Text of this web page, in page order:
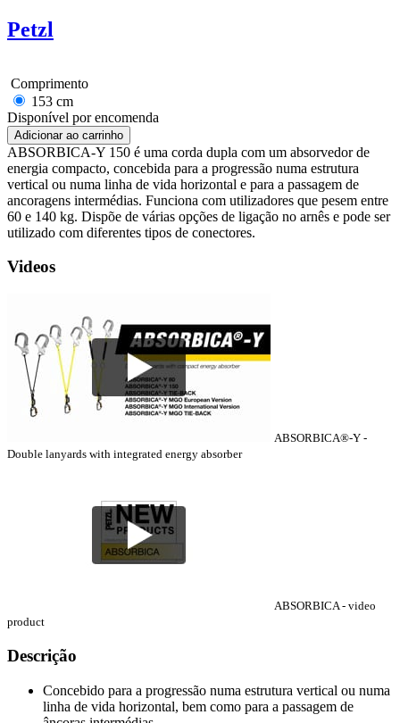
Petzl
Comprimento
153 cm
Disponível por encomenda
ABSORBICA-Y 150 é uma corda dupla com um absorvedor de
energia compacto, concebida para a progressão numa estrutura
vertical ou numa linha de vida horizontal e para a passagem de
ancoragens intermédias. Funciona com utilizadores que pesem entre
60 e 140 kg. Dispõe de várias opções de ligação no arnês e pode ser
utilizado com diferentes tipos de conectores.
Videos
ABSORBICA®-Y -
Double lanyards with integrated energy absorber
ABSORBICA - video
product
Descrição
Concebido para a progressão numa estrutura vertical ou numa
linha de vida horizontal, bem como para a passagem de